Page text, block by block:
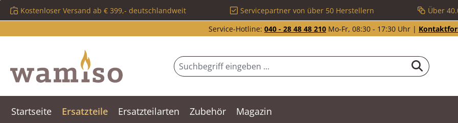
Hauptinhalt springen
Zur Suche springen
Zur Hauptnavigation springen
Kostenloser Versand ab € 399,- deutschlandweit Servicepartner von über 50 Herstellern Über
Service-Hotline: 040 - 28 48 48 210 Mo-Fr, 08:30 - 17:30 Uhr |
Startseite Ersatzteile Ersatzteilarten Zubehör Magazin